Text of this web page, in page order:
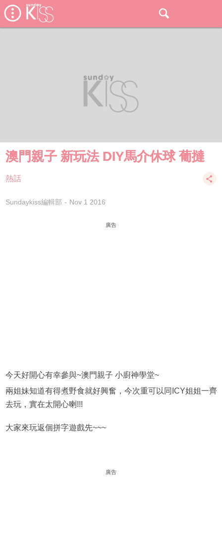
澳門親子 新玩法 DIY馬介休球 葡撻
熱話
Sundaykiss編輯部 Nov 1 2016
廣告
今天好開心有幸參與~澳門親子 小廚神學堂~
兩姐妹知道有得煮野食就好興奮，今次重可以同ICY姐姐一齊
去玩，實在太開心喇!!!
大家來玩返個拼字遊戲先~~~
廣告